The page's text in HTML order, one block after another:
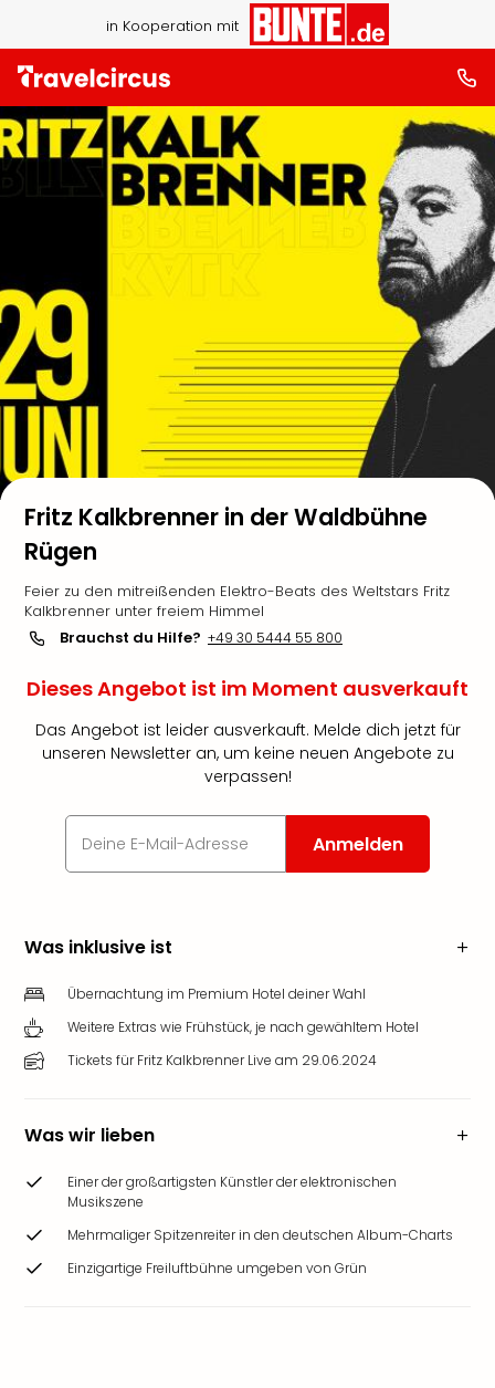
in Kooperation mit
Fritz Kalkbrenner in der Waldbühne
Rügen
Feier zu den mitreißenden Elektro-Beats des Weltstars Fritz
Kalkbrenner unter freiem Himmel
Brauchst du Hilfe? +49 30 5444 55 800
Dieses Angebot ist im Moment ausverkauft
Das Angebot ist leider ausverkauft. Melde dich jetzt für
unseren Newsletter an, um keine neuen Angebote zu
verpassen!
Anmelden
Was inklusive ist
Übernachtung im Premium Hotel deiner Wahl
Weitere Extras wie Frühstück, je nach gewähltem Hotel
Tickets für Fritz Kalkbrenner Live am 29.06.2024
Was wir lieben
Einer der großartigsten Künstler der elektronischen
Musikszene
Mehrmaliger Spitzenreiter in den deutschen Album-Charts
Einzigartige Freiluftbühne umgeben von Grün